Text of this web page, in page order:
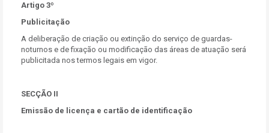
Artigo 3º
Publicitação
A deliberação de criação ou extinção do serviço de guardas-
noturnos e de fixação ou modificação das áreas de atuação será
publicitada nos termos legais em vigor.
SECÇÃO II
Emissão de licença e cartão de identificação